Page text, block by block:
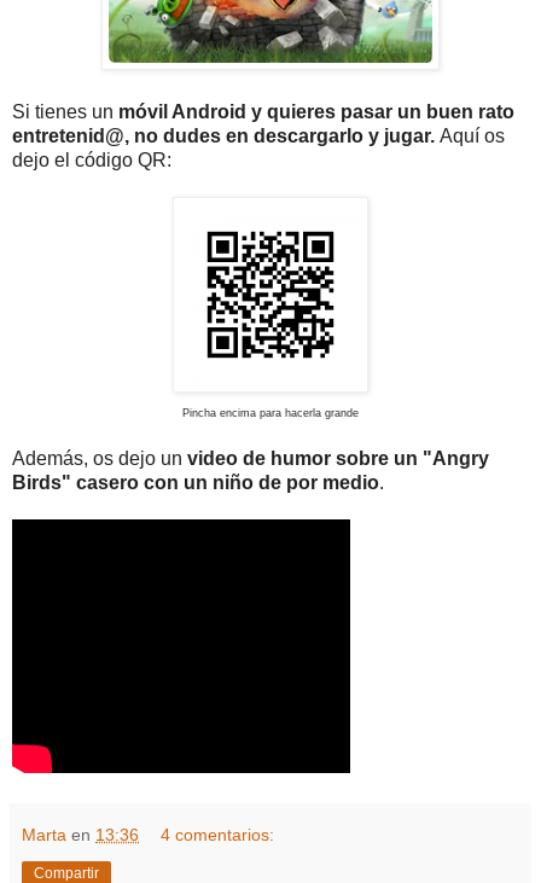
Si tienes un móvil Android y quieres pasar un buen rato
entretenid@, no dudes en descargarlo y jugar. Aquí os
dejo el código QR:
Pincha encima para hacerla grande
Además, os dejo un video de humor sobre un "Angry
Birds" casero con un niño de por medio.
Marta en 13:36 4 comentarios:
Compartir